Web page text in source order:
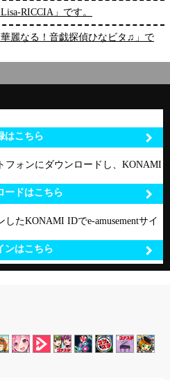
RICCIA」です。
麗なる！音戯探偵ひなビタ♫」で
はこちら
フォンにダウンロードし、KONAMI
ードはこちら
したKONAMI IDでe-amusementサイ
ンはこちら